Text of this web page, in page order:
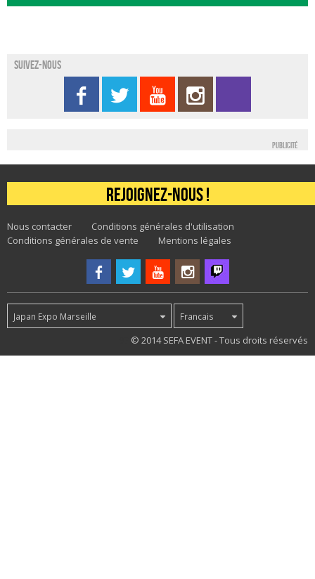
Suivez-nous
Publicité
Rejoignez-nous !
Nous contacter
Conditions générales d'utilisation
Conditions générales de vente
Mentions légales
Japan Expo Marseille Francais
© 2014 SEFA EVENT - Tous droits réservés